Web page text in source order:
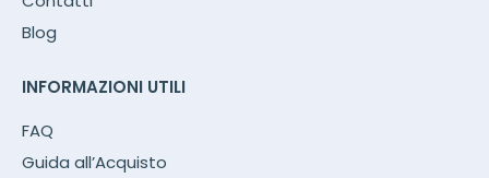
Blog
INFORMAZIONI UTILI
FAQ
Guida all’Acquisto